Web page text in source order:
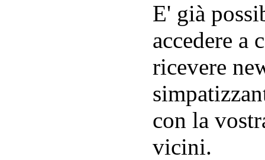
E' già
accedere a
ricevere
con la
vicini.